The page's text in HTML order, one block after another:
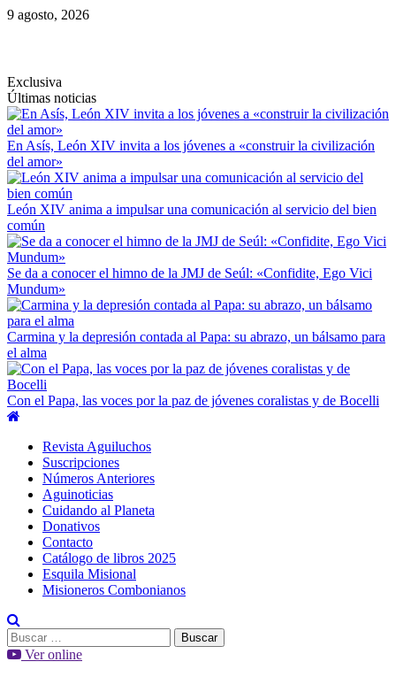
Saltar
9 agosto, 2026
Exclusiva
Últimas noticias
En Asís, León XIV invita a los jóvenes a «construir la civilización
del amor»
León XIV anima a impulsar una comunicación al servicio del bien
común
Se da a conocer el himno de la JMJ de Seúl: «Confidite, Ego Vici
Mundum»
Carmina y la depresión contada al Papa: su abrazo, un bálsamo para
el alma
Con el Papa, las voces por la paz de jóvenes coralistas y de Bocelli
Revista Aguiluchos
Suscripciones
Números Anteriores
Aguinoticias
Cuidando al Planeta
Donativos
Contacto
Catálogo de libros 2025
Esquila Misional
Misioneros Combonianos
Buscar:
Ver online